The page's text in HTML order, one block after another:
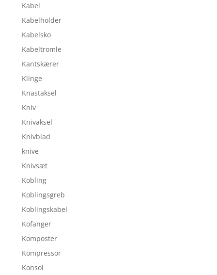
Kabel
Kabelholder
Kabelsko
Kabeltromle
Kantskærer
Klinge
Knastaksel
Kniv
Knivaksel
Knivblad
knive
Knivsæt
Kobling
Koblingsgreb
Koblingskabel
Kofanger
Komposter
Kompressor
Konsol